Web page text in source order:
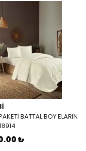
BATTAL BOY ELARIN
₺